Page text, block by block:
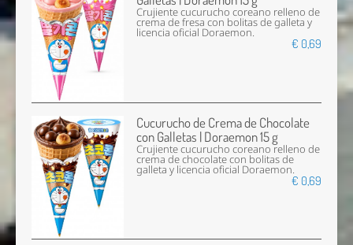
Crujiente cucurucho coreano relleno de
crema de fresa con bolitas de galleta y
licencia oficial Doraemon.
€ 0,69
Cucurucho de Crema de Chocolate
con Galletas | Doraemon 15 g
Crujiente cucurucho coreano relleno de
crema de chocolate con bolitas de
galleta y licencia oficial Doraemon.
€ 0,69